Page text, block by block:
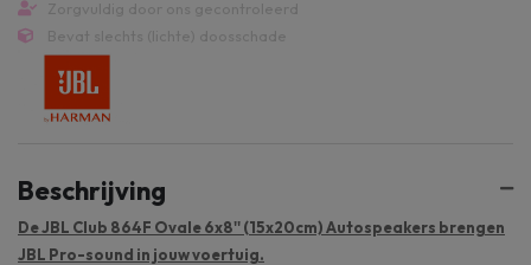
Beschrijving
De JBL Club 864F Ovale 6x8'' (15x20cm) Autospeakers brengen
JBL Pro-sound in jouw voertuig.